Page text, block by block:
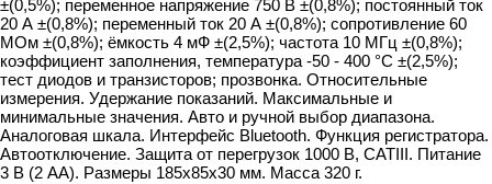
±(0,5%); переменное напряжение 750 В ±(0,8%); постоянный ток
20 А ±(0,8%); переменный ток 20 А ±(0,8%); сопротивление 60
МОм ±(0,8%); ёмкость 4 мФ ±(2,5%); частота 10 МГц ±(0,8%);
коэффициент заполнения, температура -50 - 400 °C ±(2,5%);
тест диодов и транзисторов; прозвонка. Относительные
измерения. Удержание показаний. Максимальные и
минимальные значения. Авто и ручной выбор диапазона.
Аналоговая шкала. Интерфейс Bluetooth. Функция регистратора.
Автоотключение. Защита от перегрузок 1000 В, CATIII. Питание
3 В (2 AA). Размеры 185x85x30 мм. Масса 320 г.